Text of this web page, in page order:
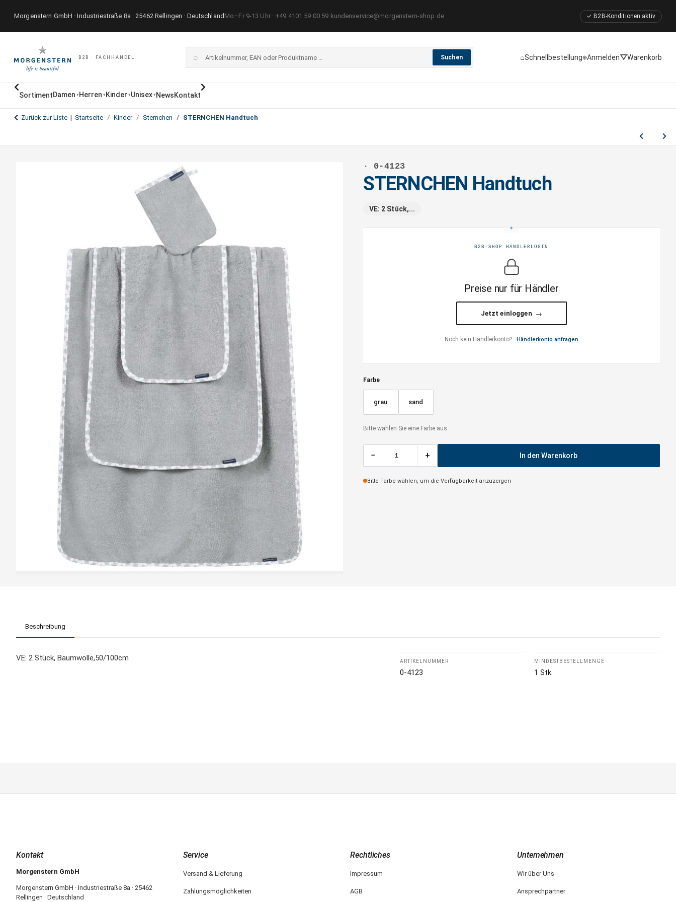
Morgenstern GmbH · Industriestraße 8a · 25462 Rellingen · Deutschland Mo–Fr 9-13 Uhr · +49 4101 59 00 59 kundenservice@morgenstern-shop.de ✓ B2B-Konditionen aktiv
B2B · FACHHANDEL ⌕ Suchen ⌂Schnellbestellung⎈Anmelden⛛Warenkorb
SortimentDamen ▾ Herren ▾ Kinder ▾Unisex ▾ NewsKontakt
Zurück zur Liste Startseite Kinder Sternchen STERNCHEN Handtuch
· 0-4123
STERNCHEN Handtuch
VE: 2 Stück,...
B2B-SHOP HÄNDLERLOGIN
Preise nur für Händler
Jetzt einloggen
Noch kein Händlerkonto? Händlerkonto anfragen
Farbe
grau sand
Bitte wählen Sie eine Farbe aus.
− + In den Warenkorb
Bitte Farbe wählen, um die Verfügbarkeit anzuzeigen
Beschreibung
VE: 2 Stück, Baumwolle,50/100cm ARTIKELNUMMER
0-4123
MINDESTBESTELLMENGE
1 Stk.
Kontakt
Morgenstern GmbH
Morgenstern GmbH · Industriestraße 8a · 25462
Rellingen · Deutschland
Service
Versand & Lieferung
Zahlungsmöglichkeiten
Rechtliches
Impressum
AGB
Unternehmen
Wir über Uns
Ansprechpartner